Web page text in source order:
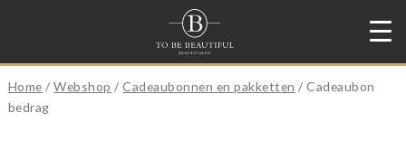
Home /Webshop /Cadeaubonnen en pakketten / Cadeaubon
bedrag